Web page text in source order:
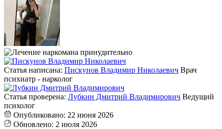
Статья написана: Пискунов Владимир Николаевич Врач
психиатр - нарколог
Статья проверена: Лубкин Дмитрий Владимирович Ведущий
психолог
Опубликовано: 22 июня 2026
Обновлено: 2 июля 2026